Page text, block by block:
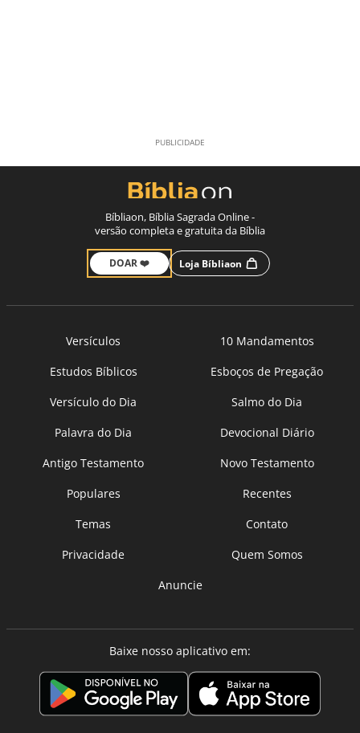
Bíbliaon, Bíblia Sagrada Online -
versão completa e gratuita da Bíblia
DOAR ❤️ Loja Bíbliaon
Versículos
10 Mandamentos
Estudos Bíblicos
Esboços de Pregação
Versículo do Dia
Salmo do Dia
Palavra do Dia
Devocional Diário
Antigo Testamento
Novo Testamento
Populares
Recentes
Temas
Contato
Privacidade
Quem Somos
Anuncie
Baixe nosso aplicativo em: